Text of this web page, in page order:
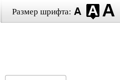
Размер шрифта: